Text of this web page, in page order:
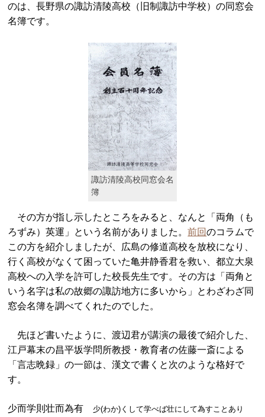
のは、長野県の諏訪清陵高校（旧制諏訪中学校）の同窓会
名簿です。
諏訪清陵高校同窓会名
簿
その方が指し示したところをみると、なんと「両角（も
ろずみ）英運」という名前がありました。前回のコラムで
この方を紹介しましたが、広島の修道高校を放校になり、
行く高校がなくて困っていた亀井静香君を救い、都立大泉
高校への入学を許可した校長先生です。その方は「両角と
いう名字は私の故郷の諏訪地方に多いから」とわざわざ同
窓会名簿を調べてくれたのでした。
先ほど書いたように、渡辺君が講演の最後で紹介した、
江戸幕末の昌平坂学問所教授・教育者の佐藤一斎による
「言志晩録」の一節は、漢文で書くと次のような格好で
す。
少而学則壮而為有 少(わか)くして学べば壮にして為すことあり